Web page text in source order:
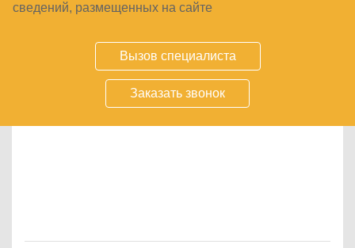
сведений, размещенных на сайте
Вызов специалиста
Заказать звонок